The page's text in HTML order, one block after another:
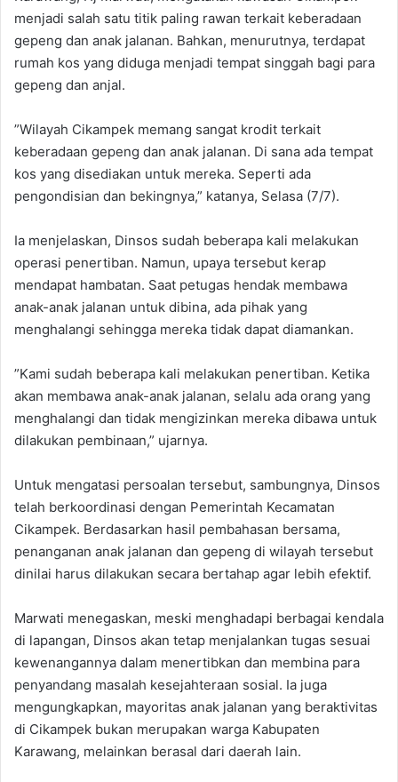
menjadi salah satu titik paling rawan terkait keberadaan
gepeng dan anak jalanan. Bahkan, menurutnya, terdapat
rumah kos yang diduga menjadi tempat singgah bagi para
gepeng dan anjal.
”Wilayah Cikampek memang sangat krodit terkait
keberadaan gepeng dan anak jalanan. Di sana ada tempat
kos yang disediakan untuk mereka. Seperti ada
pengondisian dan bekingnya,” katanya, Selasa (7/7).
Ia menjelaskan, Dinsos sudah beberapa kali melakukan
operasi penertiban. Namun, upaya tersebut kerap
mendapat hambatan. Saat petugas hendak membawa
anak-anak jalanan untuk dibina, ada pihak yang
menghalangi sehingga mereka tidak dapat diamankan.
”Kami sudah beberapa kali melakukan penertiban. Ketika
akan membawa anak-anak jalanan, selalu ada orang yang
menghalangi dan tidak mengizinkan mereka dibawa untuk
dilakukan pembinaan,” ujarnya.
Untuk mengatasi persoalan tersebut, sambungnya, Dinsos
telah berkoordinasi dengan Pemerintah Kecamatan
Cikampek. Berdasarkan hasil pembahasan bersama,
penanganan anak jalanan dan gepeng di wilayah tersebut
dinilai harus dilakukan secara bertahap agar lebih efektif.
Marwati menegaskan, meski menghadapi berbagai kendala
di lapangan, Dinsos akan tetap menjalankan tugas sesuai
kewenangannya dalam menertibkan dan membina para
penyandang masalah kesejahteraan sosial. Ia juga
mengungkapkan, mayoritas anak jalanan yang beraktivitas
di Cikampek bukan merupakan warga Kabupaten
Karawang, melainkan berasal dari daerah lain.